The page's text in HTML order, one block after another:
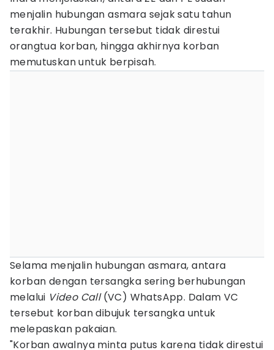
menjalin hubungan asmara sejak satu tahun
terakhir. Hubungan tersebut tidak direstui
orangtua korban, hingga akhirnya korban
memutuskan untuk berpisah.
Selama menjalin hubungan asmara, antara
korban dengan tersangka sering berhubungan
melalui Video Call(VC) WhatsApp. Dalam VC
tersebut korban dibujuk tersangka untuk
melepaskan pakaian.
"Korban awalnya minta putus karena tidak direstui